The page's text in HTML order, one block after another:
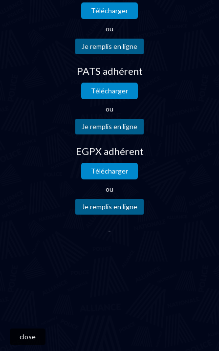
Télécharger
ou
PATS adhérent
Télécharger
ou
EGPX adhérent
Télécharger
ou
-
close